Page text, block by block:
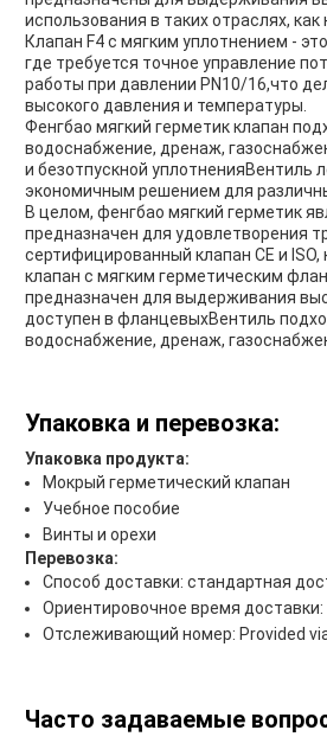
использования в таких отраслях,
Клапан F4 с мягким уплотнением -
где требуется точное управление
работы при давлении PN10/16,что
высокого давления и температуры.
Фенгбао мягкий герметик клапан
водоснабжение, дренаж,
и безотпускной уплотненияВентиль
экономичным решением для
В целом, фенгбао мягкий герметик
предназначен для удовлетворения
сертифицированный клапан CE и
клапан с мягким герметическим
предназначен для выдерживания
доступен в фланцевыхВентиль
водоснабжение, дренаж,
Упаковка и перевозка:
Упаковка продукта:
Мокрый герметический клапан
Учебное пособие
Винты и орехи
Перевозка:
Способ доставки: стандартная
Ориентировочное время доставки:
Отслеживающий номер: Provided
Часто задаваемые